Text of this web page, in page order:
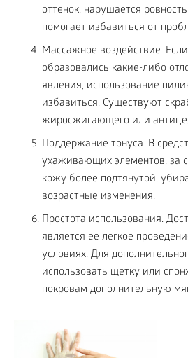
оттенок, нарушается
помогает избавиться от
Массажное воздействие.
образовались какие-либо
явления, использование
избавиться. Существуют
жиросжигающего или
Поддержание тонуса. В
ухаживающих элементов, за
кожу более подтянутой,
возрастные изменения.
Простота использования.
является ее легкое
условиях. Для
использовать щетку или
покровам дополнительную